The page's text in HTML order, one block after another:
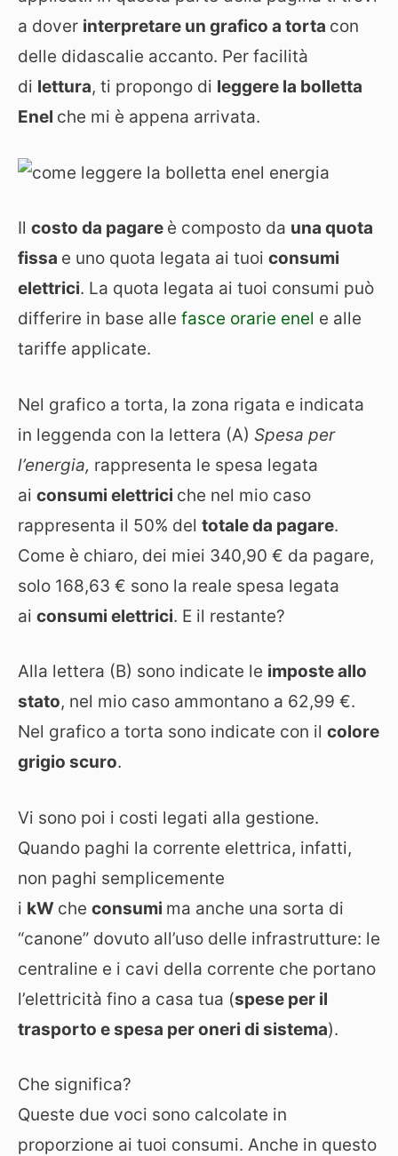
a dover interpretare un grafico a torta con
delle didascalie accanto. Per facilità
di lettura, ti propongo di leggere la bolletta
Enel che mi è appena arrivata.
Il costo da pagare è composto da una quota
fissa e uno quota legata ai tuoi consumi
elettrici. La quota legata ai tuoi consumi può
differire in base alle fasce orarie enel e alle
tariffe applicate.
Nel grafico a torta, la zona rigata e indicata
in leggenda con la lettera (A) Spesa per
l’energia, rappresenta le spesa legata
ai consumi elettrici che nel mio caso
rappresenta il 50% del totale da pagare.
Come è chiaro, dei miei 340,90 € da pagare,
solo 168,63 € sono la reale spesa legata
ai consumi elettrici. E il restante?
Alla lettera (B) sono indicate le imposte allo
stato, nel mio caso ammontano a 62,99 €.
Nel grafico a torta sono indicate con il colore
grigio scuro.
Vi sono poi i costi legati alla gestione.
Quando paghi la corrente elettrica, infatti,
non paghi semplicemente
i kW che consumi ma anche una sorta di
“canone” dovuto all’uso delle infrastrutture: le
centraline e i cavi della corrente che portano
l’elettricità fino a casa tua (spese per il
trasporto e spesa per oneri di sistema).
Che significa?
Queste due voci sono calcolate in
proporzione ai tuoi consumi. Anche in questo